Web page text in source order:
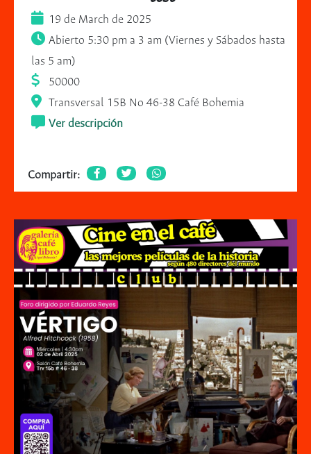
19 de March de 2025
Abierto 5:30 pm a 3 am (Viernes y Sábados hasta
las 5 am)
50000
Transversal 15B No 46-38 Café Bohemia
Ver descripción
Compartir: